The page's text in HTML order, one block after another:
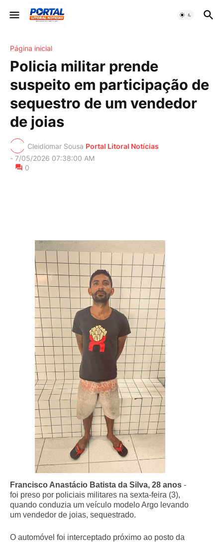
Página inicial
Policia militar prende
suspeito em participação de
sequestro de um vendedor
de joias
Cleidiomar Sousa Portal Litoral Notícias
- 7/05/2026 07:38:00 AM
0
Francisco Anastácio Batista da Silva, 28 anos -
foi preso por policiais militares na sexta-feira (3),
quando conduzia um veículo modelo Argo levando
um vendedor de joias, sequestrado.
O automóvel foi interceptado próximo ao posto da